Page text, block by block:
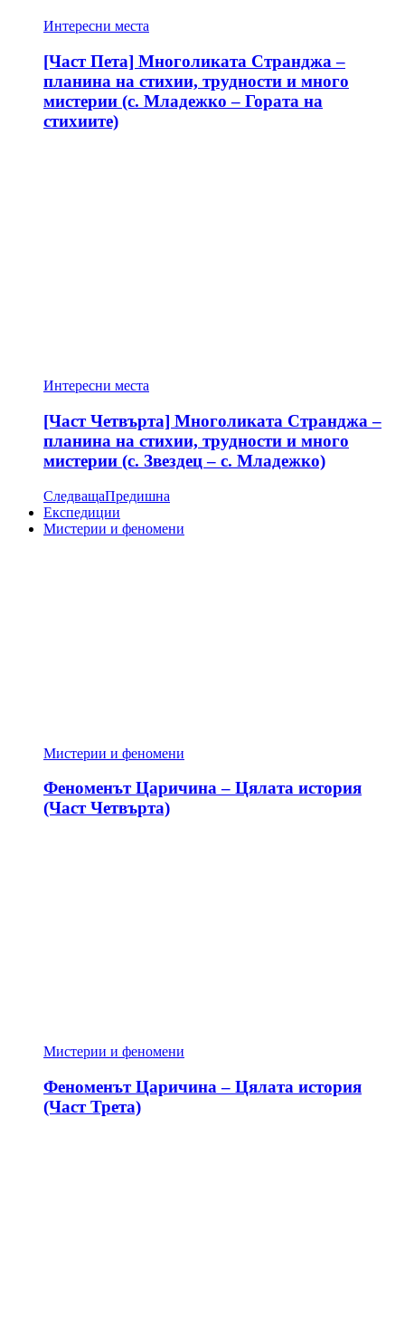
Интересни места
[Част Пета] Многоликата Странджа –
планина на стихии, трудности и много
мистерии (с. Младежко – Гората на
стихиите)
Интересни места
[Част Четвърта] Многоликата Странджа –
планина на стихии, трудности и много
мистерии (с. Звездец – с. Младежко)
СледващаПредишна
Експедиции
Мистерии и феномени
Мистерии и феномени
Феноменът Царичина – Цялата история
(Част Четвърта)
Мистерии и феномени
Феноменът Царичина – Цялата история
(Част Трета)